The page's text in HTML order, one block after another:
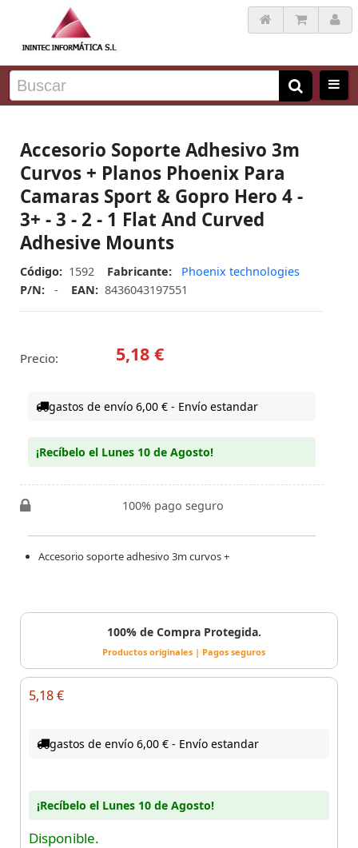
Accesorio Soporte Adhesivo 3m
Curvos + Planos Phoenix Para
Camaras Sport & Gopro Hero 4 -
3+ - 3 - 2 - 1 Flat And Curved
Adhesive Mounts
Código: 1592 Fabricante:
Phoenix technologies
P/N:
- EAN: 8436043197551
Precio: 5,18 €
gastos de envío 6,00 € - Envío estandar
¡Recíbelo el Lunes 10 de Agosto!
100% pago seguro
Accesorio soporte adhesivo 3m curvos +
100% de Compra Protegida.
Productos originales | Pagos seguros
5,18 €
gastos de envío 6,00 € - Envío estandar
¡Recíbelo el Lunes 10 de Agosto!
Disponible.